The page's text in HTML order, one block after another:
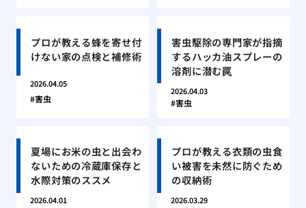
プロが教える蜂を寄せ付
けない家の点検と補修術
2026.04.05
害虫
害虫駆除の専門家が指摘
するハッカ油スプレーの
溶剤に潜む罠
2026.04.03
害虫
夏場にお米の虫と出会わ
ないための冷蔵庫保存と
水際対策のススメ
2026.04.01
プロが教える衣類の虫食
い被害を未然に防ぐため
の収納術
2026.03.29